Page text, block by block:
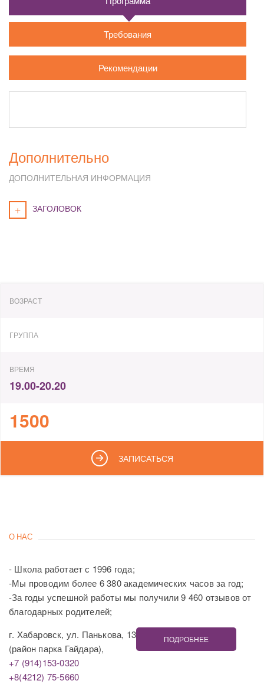
Требования
Рекомендации
Дополнительно
ДОПОЛНИТЕЛЬНАЯ ИНФОРМАЦИЯ
ЗАГОЛОВОК
ВОЗРАСТ
ГРУППА
ВРЕМЯ
19.00-20.20
1500
ЗАПИСАТЬСЯ
О НАС
- Школа работает с 1996 года;
-Мы проводим более 6 380 академических часов за год;
-За годы успешной работы мы получили 9 460 отзывов от
благодарных родителей;
г. Хабаровск, ул. Панькова, 13
(район парка Гайдара),
+7 (914)153-0320
+8(4212) 75-5660
ПОДРОБНЕЕ